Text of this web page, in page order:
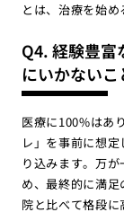
とは、治療を始め
Q4. 経験豊富
にいかない
医療に100%はあ
レ」を事前に想
り込みます。万
め、最終的に満
院と比べて格段に